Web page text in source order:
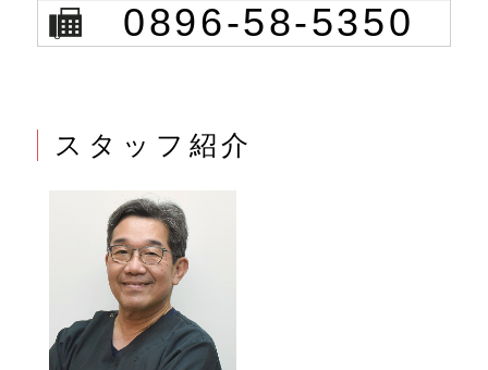
0896-58-5350
スタッフ紹介